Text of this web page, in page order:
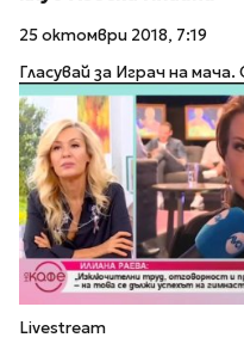
25 октомври 2018, 7:19
Гласувай за Играч на
Livestream